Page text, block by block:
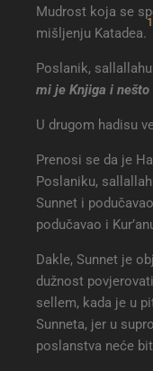
Mudrost koja se
mišljenju Katadea.
Poslanik,
mi je Knjiga i
U drugom hadisu
Prenosi se da je
Poslaniku,
Sunnet i
podučavao i
Dakle, Sunnet je
dužnost
sellem, kada je u
Sunneta, jer u
poslanstva neće